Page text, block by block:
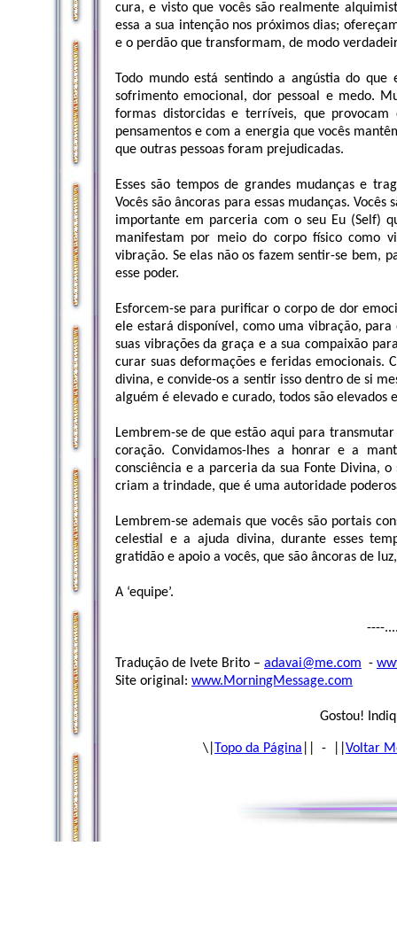
cura, e visto que vocês são realmente
essa a sua intenção nos próximos dias;
e o perdão que transformam, de modo
Todo mundo está sentindo a angústia do
sofrimento emocional, dor pessoal e medo.
formas distorcidas e terríveis, que provocam
pensamentos e com a energia que vocês
que outras pessoas foram prejudicadas.
Esses são tempos de grandes mudanças e
Vocês são âncoras para essas mudanças.
importante em parceria com o seu Eu (Self)
manifestam por meio do corpo físico como
vibração. Se elas não os fazem sentir-se bem,
esse poder.
Esforcem-se para purificar o corpo de dor
ele estará disponível, como uma vibração,
suas vibrações da graça e a sua compaixão
curar suas deformações e feridas emocionais.
divina, e convide-os a sentir isso dentro de si
alguém é elevado e curado, todos são elevados
Lembrem-se de que estão aqui para
coração. Convidamos-lhes a honrar e a
consciência e a parceria da sua Fonte Divina,
criam a trindade, que é uma autoridade
Lembrem-se ademais que vocês são portais
celestial e a ajuda divina, durante esses
gratidão e apoio a vocês, que são âncoras de
A ‘equipe’.
----
Tradução de Ivete Brito – adavai@me.com -
Site original: www.MorningMessage.com
Gostou!
\| Topo da Página || - || Voltar